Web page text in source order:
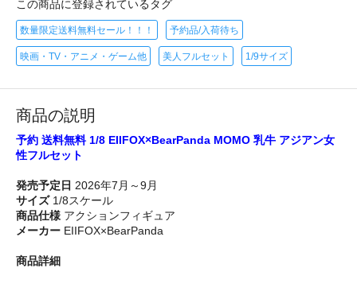
この商品に登録されているタグ
数量限定送料無料セール！！！ 予約品/入荷待ち
映画・TV・アニメ・ゲーム他 美人フルセット 1/9サイズ
商品の説明
予約 送料無料 1/8 EIIFOX×BearPanda MOMO 乳牛 アジアン女
性フルセット
発売予定日 2026年7月～9月
サイズ1/8スケール
商品仕様 アクションフィギュア
メーカー EIIFOX×BearPanda
商品詳細